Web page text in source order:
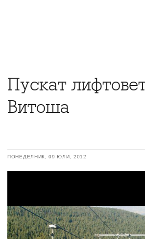
Пускат
Витоша
ПОНЕДЕЛНИК, 09 ЮЛИ, 2012